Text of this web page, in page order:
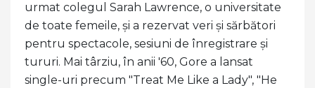
urmat colegul Sarah Lawrence, o universitate
de toate femeile, și a rezervat veri și sărbători
pentru spectacole, sesiuni de înregistrare și
tururi. Mai târziu, în anii '60, Gore a lansat
single-uri precum "Treat Me Like a Lady", "He